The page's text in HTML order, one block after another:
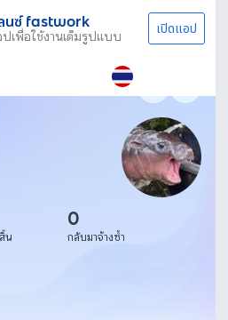
นซ์ fastwork
เพื่อใช้งานเต็มรูปแบบ เปิดแอป
น
0
กลับมาจ้างซ้ำ